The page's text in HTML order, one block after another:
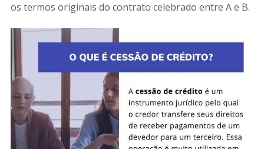
os termos originais do contrato celebrado entre A e B.